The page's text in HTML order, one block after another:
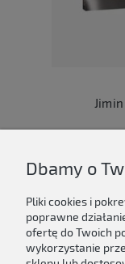
Jimin
Dbamy o
Pliki cookies i
poprawne
ofertę do Twoich
wykorzystanie